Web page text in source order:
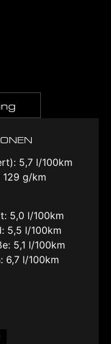
5,7 l/100km
129 g/km
5,0 l/100km
5,5 l/100km
5,1 l/100km
6,7 l/100km